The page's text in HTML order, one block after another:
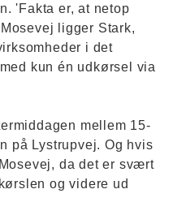
'Fakta er, at netop
ligger Stark,
i det
kun én udkørsel via
mellem 15-
på Lystrupvej. Og hvis
da det er svært
og videre ud